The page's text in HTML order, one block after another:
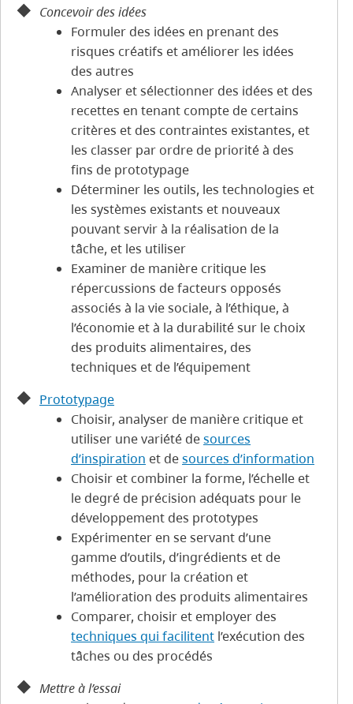
Concevoir des idées
Formuler des idées en prenant des
risques créatifs et améliorer les idées
des autres
Analyser et sélectionner des idées et des
recettes en tenant compte de certains
critères et des contraintes existantes, et
les classer par ordre de priorité à des
fins de prototypage
Déterminer les outils, les technologies et
les systèmes existants et nouveaux
pouvant servir à la réalisation de la
tâche, et les utiliser
Examiner de manière critique les
répercussions de facteurs opposés
associés à la vie sociale, à l’éthique, à
l’économie et à la durabilité sur le choix
des produits alimentaires, des
techniques et de l’équipement
Prototypage
Choisir, analyser de manière critique et
utiliser une variété desources
d’inspiration et desources d’information
Choisir et combiner la forme, l’échelle et
le degré de précision adéquats pour le
développement des prototypes
Expérimenter en se servant d’une
gamme d’outils, d’ingrédients et de
méthodes, pour la création et
l’amélioration des produits alimentaires
Comparer, choisir et employer des
techniques qui facilitent l’exécution des
tâches ou des procédés
Mettre à l’essai